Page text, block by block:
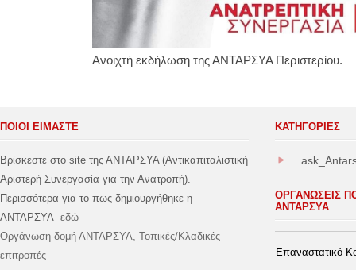
Ανοιχτή εκδήλωση της ΑΝΤΑΡΣΥΑ Περιστερίου.
ΠΟΙΟΙ ΕΙΜΑΣΤΕ
Βρίσκεστε στο site της ΑΝΤΑΡΣΥΑ (Αντικαπιταλιστική
Αριστερή Συνεργασία για την Ανατροπή).
Περισσότερα για το πως δημιουργήθηκε η
ΑΝΤΑΡΣΥΑ εδώ
Οργάνωση-δομή ΑΝΤΑΡΣΥΑ, Τοπικές/Κλαδικές
επιτροπές
ΚΑΤΗΓΟΡΊΕΣ
ΟΡΓΑΝΩΣΕΙΣ
ΑΝΤΑΡΣΥΑ
Επαναστατικό